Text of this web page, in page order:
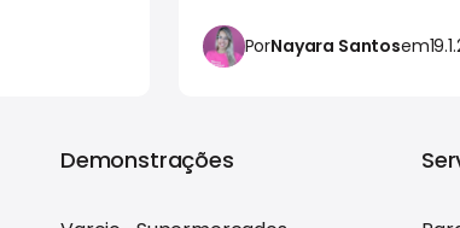
PorNayara Santosem
Demonstrações